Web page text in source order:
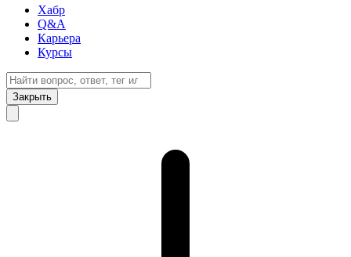
Хабр
Q&A
Карьера
Курсы
Закрыть